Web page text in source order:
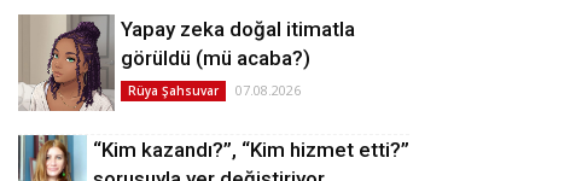
Yapay zeka doğal itimatla
görüldü (mü acaba?)
Rüya Şahsuvar 07.08.2026
“Kim kazandı?”, “Kim hizmet etti?”